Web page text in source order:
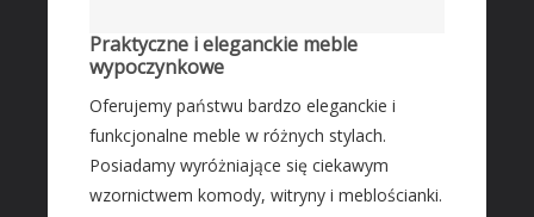
Praktyczne i eleganckie meble
wypoczynkowe
Oferujemy państwu bardzo eleganckie i
funkcjonalne meble w różnych stylach.
Posiadamy wyróżniające się ciekawym
wzornictwem komody, witryny i meblościanki.